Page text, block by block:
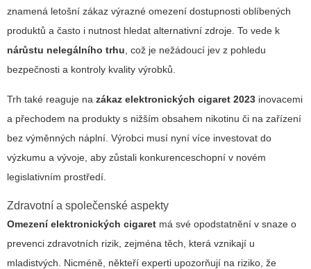
znamená letošní zákaz výrazné omezení dostupnosti oblíbených
produktů a často i nutnost hledat alternativní zdroje. To vede k
nárůstu nelegálního trhu , což je nežádoucí jev z pohledu
bezpečnosti a kontroly kvality výrobků.
Trh také reaguje na zákaz elektronických cigaret 2023 inovacemi
a přechodem na produkty s nižším obsahem nikotinu či na zařízení
bez výměnných náplní. Výrobci musí nyní více investovat do
výzkumu a vývoje, aby zůstali konkurenceschopní v novém
legislativním prostředí.
Zdravotní a společenské aspekty
Omezení elektronických cigaret má své opodstatnění v snaze o
prevenci zdravotních rizik, zejména těch, která vznikají u
mladistvých. Nicméně, někteří experti upozorňují na riziko, že